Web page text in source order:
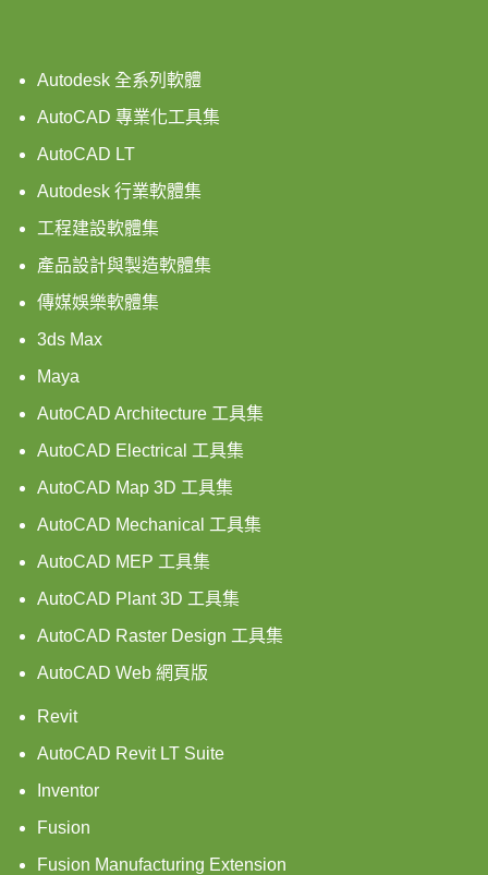
Autodesk 全系列軟體
AutoCAD 專業化工具集
AutoCAD LT
Autodesk 行業軟體集
工程建設軟體集
產品設計與製造軟體集
傳媒娛樂軟體集
3ds Max
Maya
AutoCAD Architecture 工具集
AutoCAD Electrical 工具集
AutoCAD Map 3D 工具集
AutoCAD Mechanical 工具集
AutoCAD MEP 工具集
AutoCAD Plant 3D 工具集
AutoCAD Raster Design 工具集
AutoCAD Web 網頁版
Revit
AutoCAD Revit LT Suite
Inventor
Fusion
Fusion Manufacturing Extension